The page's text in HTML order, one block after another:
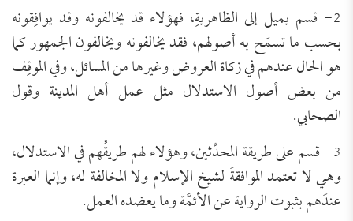
2- قسم يميل إلى الظاهريةِ، فهؤلاء قد يخالفونه وقد يوافِقونه
بحسب ما تسمَح به أصولهم، فقد يخالفونه ويخالفون الجمهور كما
هو الحال عندهم في زكاة العروض وغيرها من المسائل، وفي الموقِف
من بعض أصول الاستدلال مثل عمل أهل المدينة وقول
الصحابي.
3- قسم على طريقة المحدِّثين، وهؤلاء لهم طريقُهم في الاستدلال،
وهي لا تعتمد الموافقةَ لشيخ الإسلام ولا المخالفة له، وإنما العبرة
عندَهم بثبوت الرواية عن الأئمَّة وما يعضده العمل.